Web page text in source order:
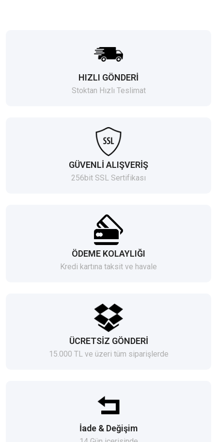
HIZLI GÖNDERİ
Stoktan Hızlı Teslimat
GÜVENLİ ALIŞVERİŞ
256bit SSL Sertifikası
ÖDEME KOLAYLIĞI
Kredi kartına taksit ve havale
ÜCRETSİZ GÖNDERİ
15.000 TL ve üzeri tüm siparişlerde
İade & Değişim